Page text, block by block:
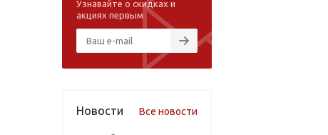
Узнавайте о скидках и
акциях первым
Новости Все новости